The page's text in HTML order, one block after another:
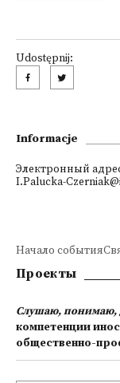
Udostępnij:
Informacje
Электронный
I.Palucka-
Начало
Проекты
Слушаю, понимаю,
компетенции
общественно-